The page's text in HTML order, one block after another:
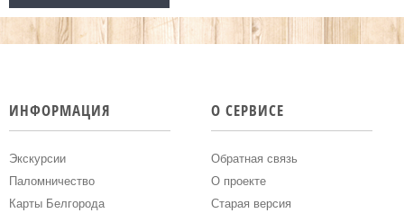
ИНФОРМАЦИЯ
Экскурсии
Паломничество
Карты Белгорода
О СЕРВИСЕ
Обратная связь
О проекте
Старая версия